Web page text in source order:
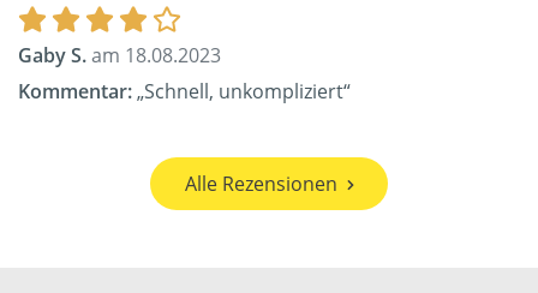
Gaby S.am 18.08.2023
Kommentar:„Schnell, unkompliziert“
Alle Rezensionen